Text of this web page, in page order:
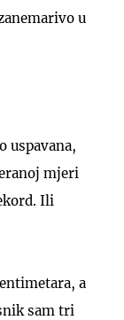
u
uspavana,
mjeri
Ili
a
sam tri